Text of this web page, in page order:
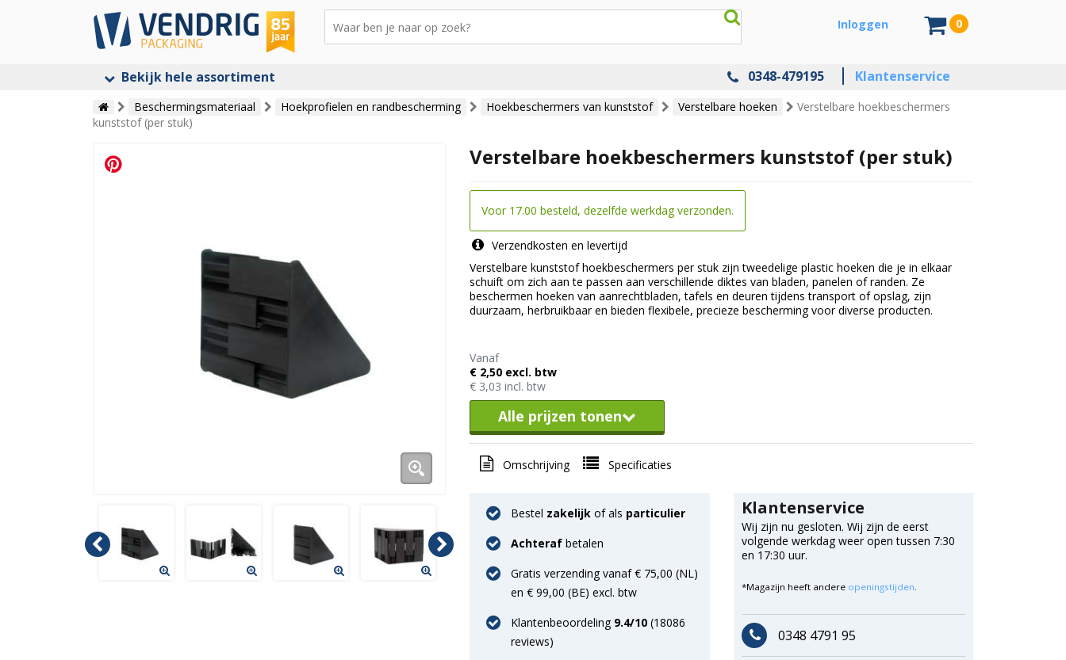
Inloggen 0
Bekijk hele assortiment 0348-479195 Klantenservice
Beschermingsmateriaal Hoekprofielen en randbescherming Hoekbeschermers van kunststof Verstelbare hoeken
Verstelbare hoekbeschermers
kunststof (per stuk)
Verstelbare hoekbeschermers kunststof (per stuk)
Voor 17.00 besteld, dezelfde werkdag verzonden.
Verzendkosten en levertijd
Verstelbare kunststof hoekbeschermers per stuk zijn tweedelige plastic hoeken die je in elkaar
schuift om zich aan te passen aan verschillende diktes van bladen, panelen of randen. Ze
beschermen hoeken van aanrechtbladen, tafels en deuren tijdens transport of opslag, zijn
duurzaam, herbruikbaar en bieden flexibele, precieze bescherming voor diverse producten.
Vanaf
€ 2,50 excl. btw
€ 3,03 incl. btw
Alle prijzen tonen
Omschrijving Specificaties
Bestel zakelijk of als particulier
Achteraf betalen
Gratis verzending vanaf € 75,00 (NL)
en € 99,00 (BE) excl. btw
Klantenbeoordeling 9.4/10 (18086
reviews)
Klantenservice
Wij zijn nu gesloten. Wij zijn de eerst
volgende werkdag weer open tussen 7:30
en 17:30 uur.
*Magazijn heeft andere openingstijden
0348 4791 95